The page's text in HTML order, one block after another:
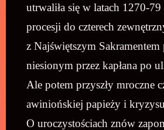
utrwaliła się w latach 1270-
procesji do czterech
z Najświętszym
niesionym przez kapłana po
Ale potem przyszły mroczne
awiniońskiej papieży i
O uroczystościach znów